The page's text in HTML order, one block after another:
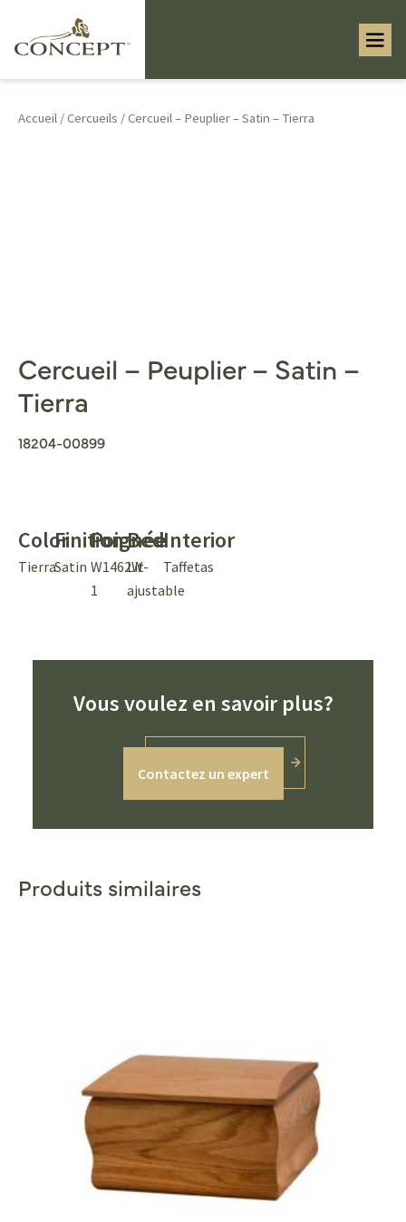
Accueil /Cercueils / Cercueil – Peuplier – Satin – Tierra
Cercueil – Peuplier – Satin –
Tierra
18204-00899
Color
Tierra
Finition
Satin
Poignée
W1462W-
1
Bed
Lit
ajustable
Interior
Taffetas
Vous voulez en savoir plus?
Contactez un expert
Produits similaires